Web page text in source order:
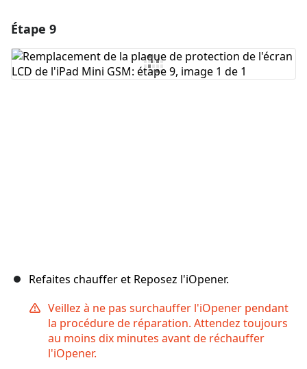
Ajouter un commentaire
Étape 9
Refaites chauffer et Reposez l'iOpener.
Veillez à ne pas surchauffer l'iOpener pendant
la procédure de réparation. Attendez toujours
au moins dix minutes avant de réchauffer
l'iOpener.